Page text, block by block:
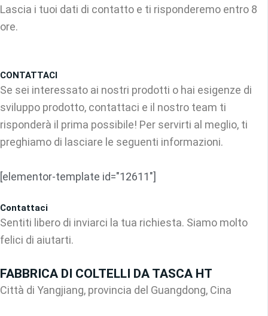
Lascia i tuoi dati di contatto e ti risponderemo entro 8
ore.
CONTATTACI
Se sei interessato ai nostri prodotti o hai esigenze di
sviluppo prodotto, contattaci e il nostro team ti
risponderà il prima possibile! Per servirti al meglio, ti
preghiamo di lasciare le seguenti informazioni.
[elementor-template id="12611"]
Contattaci
Sentiti libero di inviarci la tua richiesta. Siamo molto
felici di aiutarti.
FABBRICA DI COLTELLI DA TASCA HT
Città di Yangjiang, provincia del Guangdong, Cina